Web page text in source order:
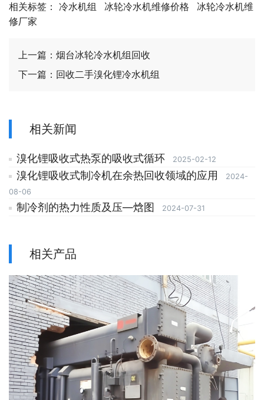
相关标签： 冷水机组 冰轮冷水机维修价格
冰轮冷水机维
修厂家
上一篇： 烟台冰轮冷水机组回收
下一篇： 回收二手溴化锂冷水机组
相关新闻
溴化锂吸收式热泵的吸收式循环 2025-02-12
溴化锂吸收式制冷机在余热回收领域的应用
2024-
08-06
制冷剂的热力性质及压—焓图 2024-07-31
相关产品